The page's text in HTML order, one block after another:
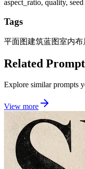
aspect_ratio, quality, seed
Tags
平面图建筑蓝图室内布
Related
Explore similar prompts
View more